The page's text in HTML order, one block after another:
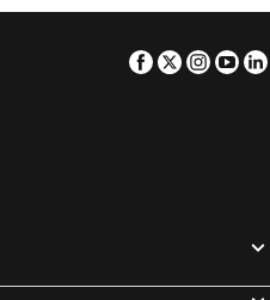
Facebook
Twitter